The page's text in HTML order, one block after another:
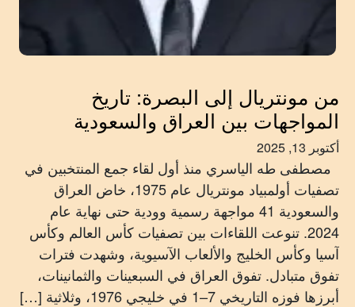
من مونتريال إلى البصرة: تاريخ
المواجهات بين العراق والسعودية
أكتوبر 13, 2025
مصطفى طه الياسري منذ أول لقاء جمع المنتخبين في
تصفيات أولمبياد مونتريال عام 1975، خاض العراق
والسعودية 41 مواجهة رسمية وودية حتى نهاية عام
2024. تنوعت اللقاءات بين تصفيات كأس العالم وكأس
آسيا وكأس الخليج والألعاب الآسيوية، وشهدت فترات
تفوق متبادل. تفوق العراق في السبعينات والثمانينات،
أبرزها فوزه التاريخي 7–1 في خليجي 1976، وثلاثية […]